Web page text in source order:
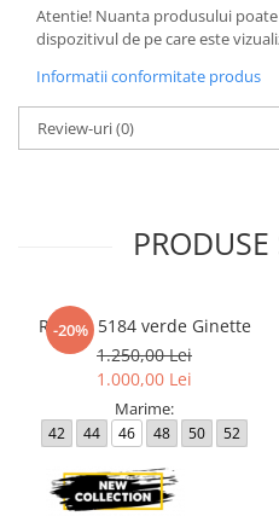
Atentie! Nuanta produsului
dispozitivul de pe care este
Informatii conformitate produs
Review-uri(0)
-20%
Rochie 5184 verde Ginette
1.250,00 Lei
1.000,00 Lei
Marime:
42 44 46 48 50 52